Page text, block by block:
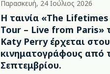
Παρασκευή, 24 Ιούλιος 2026
Η ταινία «The Lifetimes
Tour – Live from Paris»
Katy Perry έρχεται
κινηματογράφους από
Σεπτεμβρίου.